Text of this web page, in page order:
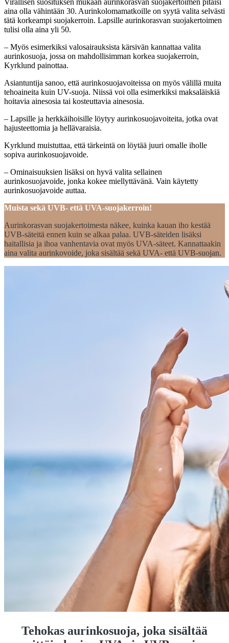
Virallisen suosituksen mukaan aurinkorasvan suojakertoimen pitäisi
aina olla vähintään 30. Aurinkolomamatkoille on syytä valita selvästi
tätä korkeampi suojakerroin. Lapsille aurinkorasvan suojakertoimen
tulisi olla aina yli 50.
– Myös esimerkiksi valosairauksista kärsivän kannattaa valita
aurinkosuoja, jossa on mahdollisimman korkea suojakerroin,
Kyrklund painottaa.
Asiantuntija sanoo, että aurinkosuojavoiteissa on myös välillä muita
tehoaineita kuin UV-suoja. Niissä voi olla esimerkiksi maksaläiskiä
hoitavia ainesosia tai kosteuttavia ainesosia.
– Lapsille ja herkkäihoisille löytyy aurinkosuojavoiteita, jotka ovat
hajusteettomia ja hellävaraisia.
Kyrklund muistuttaa, että tärkeintä on löytää juuri omalle iholle
sopiva aurinkosuojavoide.
– Ominaisuuksien lisäksi on hyvä valita sellainen
aurinkosuojavoide, jonka kokee miellyttävänä. Vain käytetty
aurinkosuojavoide auttaa.
Muista sekä UVB- että UVA-suojakerroin!
Aurinkorasvan suojakertoimesta näkee, kuinka kauan iho kestää
UVB-säteitä ennen kuin se alkaa palaa. UVB-säteiden lisäksi
haitallisia ja ihoa vanhentavia ovat myös UVA-säteet. Kannattaakin
aina valita aurinkovoide, joka sisältää sekä UVA- että UVB-suojan.
Tehokas aurinkosuoja, joka sisältää